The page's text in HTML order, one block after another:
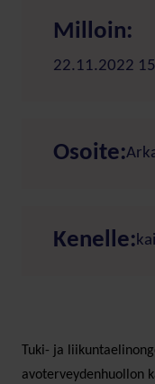
Milloin:
22.11.2022
Osoite:
Kenelle:
Tuki- ja
avoterveydenhuollon